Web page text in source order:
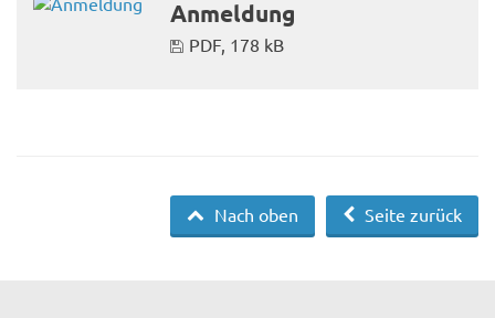
Anmeldung
PDF, 178 kB
Seite zurück
Nach oben